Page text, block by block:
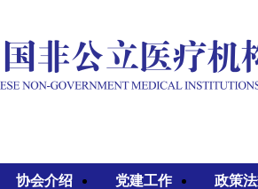
协会介绍 党建工作
政策